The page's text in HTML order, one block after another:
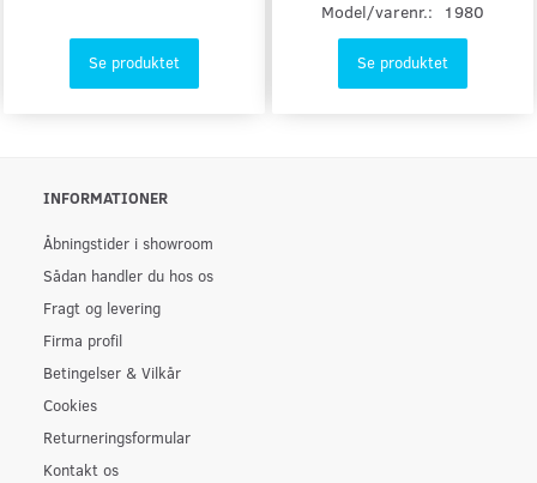
Se produktet
Model/varenr.: 1980
Se produktet
INFORMATIONER
Åbningstider i showroom
Sådan handler du hos os
Fragt og levering
Firma profil
Betingelser & Vilkår
Cookies
Returneringsformular
Kontakt os